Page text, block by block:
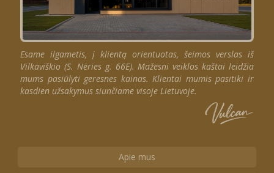
Esame ilgametis, į klientą orientuotas, šeimos verslas iš
Vilkaviškio (S. Nėries g. 66E). Mažesni veiklos kaštai leidžia
mums pasiūlyti geresnes kainas. Klientai mumis pasitiki ir
kasdien užsakymus siunčiame visoje Lietuvoje.
Apie mus